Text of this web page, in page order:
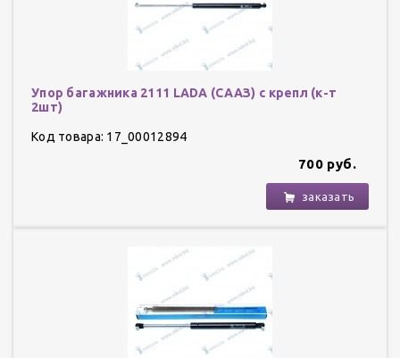
Упор багажника 2111 LADA (СААЗ) с крепл (к-т
2шт)
Код товара: 17_00012894
700 руб.
заказать